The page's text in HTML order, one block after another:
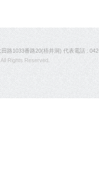
路1033番路20(梧井洞) 代表電話 :
Rights Reserved.